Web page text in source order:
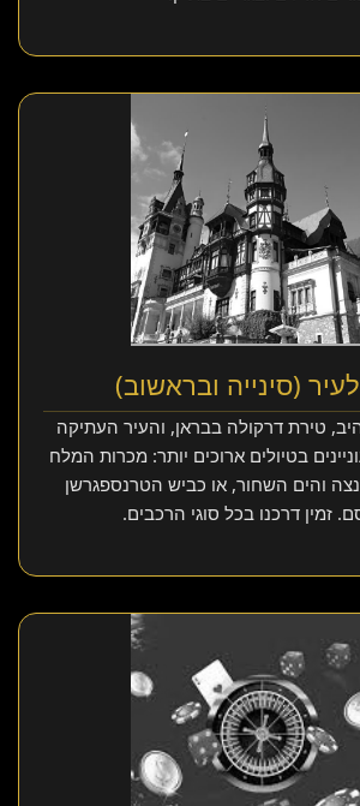
(סינייה ובראשוב)
טירת דרקולה בבראן, והעיר העתיקה
בטיולים ארוכים יותר: מכרות המלח
והים השחור, או כביש הטרנספגרשן
זמין דרכנו בכל סוגי הרכבים.